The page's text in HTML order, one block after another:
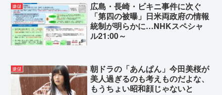
【正論】イスラエル政府元高官 「原爆式典にうんざ
り」
嫌儲
広島・長崎・ビキニ事件に次ぐ
「第四の被曝」日米両政府の情報
統制が明らかに…NHKスペシャ
ル21:00～
嫌儲
朝ドラの「あんぱん」今田美桜が
美人過ぎるのも考えものだよな、
もうちょい昭和顔じゃないと